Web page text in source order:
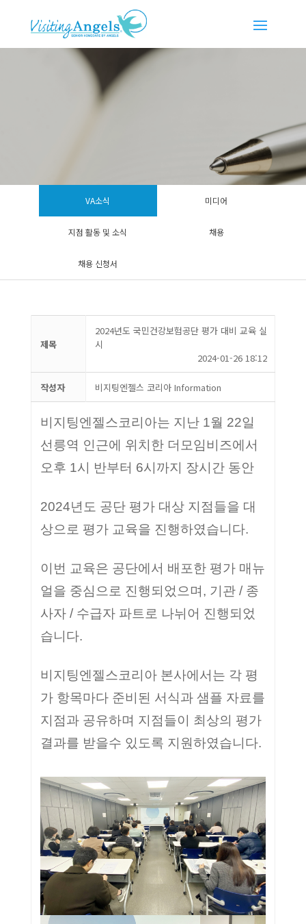
VA소식 미디어
지점 활동 및 소식 채용
채용 신청서
제목
2024년도 국민건강보험공단 평가 대비 교육 실
시
2024-01-26 18:12
작성자 비지팅엔젤스 코리아 Information
비지팅엔젤스코리아는 지난 1월 22일
선릉역 인근에 위치한 더모임비즈에서
오후 1시 반부터 6시까지 장시간 동안
2024년도 공단 평가 대상 지점들을 대
상으로 평가 교육을 진행하였습니다.
이번 교육은 공단에서 배포한 평가 매뉴
얼을 중심으로 진행되었으며, 기관 / 종
사자 / 수급자 파트로 나뉘어 진행되었
습니다.
비지팅엔젤스코리아 본사에서는 각 평
가 항목마다 준비된 서식과 샘플 자료를
지점과 공유하며 지점들이 최상의 평가
결과를 받을수 있도록 지원하였습니다.